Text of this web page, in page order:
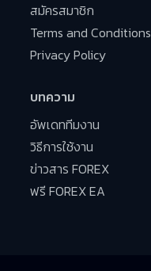
สมัครสมาชิก
Terms and Conditions
Privacy Policy
บทความ
อัพเดททีมงาน
วิธีการใช้งาน
ข่าวสาร FOREX
ฟรี FOREX EA